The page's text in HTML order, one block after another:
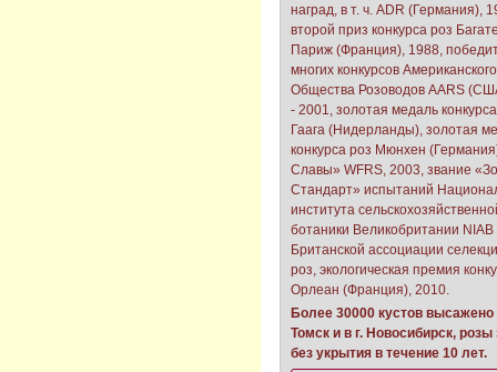
наград, в т. ч. ADR (Германия),
второй приз конкурса роз
Париж (Франция), 1988,
многих конкурсов Американского
Общества Розоводов AARS
- 2001, золотая медаль
Гаага (Нидерланды), золотая
конкурса роз Мюнхен
Славы» WFRS, 2003, звание
Стандарт» испытаний
института
ботаники Великобритании NIAB
Британской ассоциации
роз, экологическая премия
Орлеан (Франция), 2010.
Более 30000 кустов высажено
Томск и в г. Новосибирск,
без укрытия в течение 10 лет.